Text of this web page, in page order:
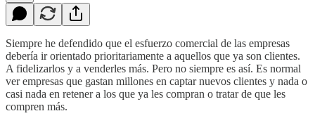
Siempre he defendido que el esfuerzo comercial de las empresas
debería ir orientado prioritariamente a aquellos que ya son clientes.
A fidelizarlos y a venderles más. Pero no siempre es así. Es normal
ver empresas que gastan millones en captar nuevos clientes y nada o
casi nada en retener a los que ya les compran o tratar de que les
compren más.